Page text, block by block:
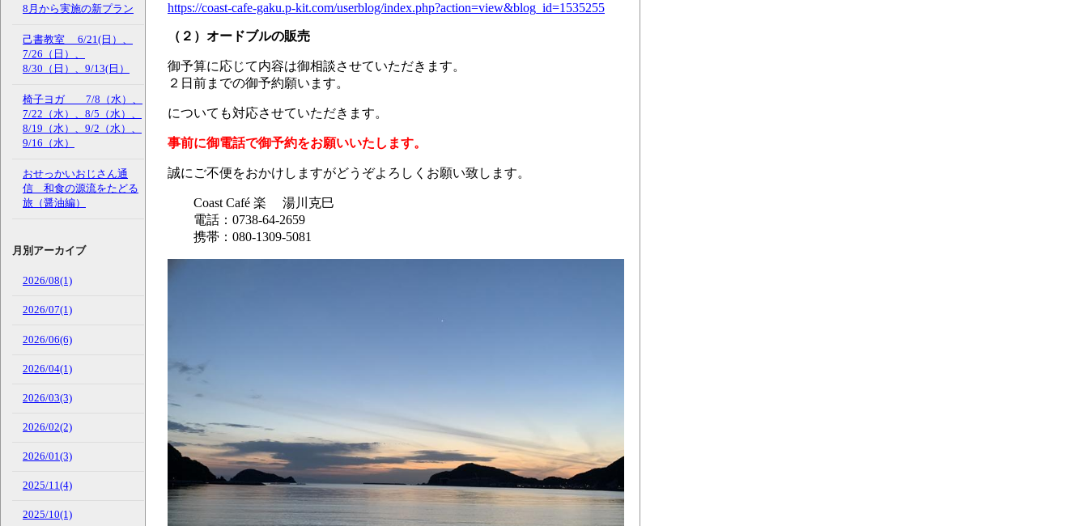
8月から実施の新プラン
己書教室 6/21(日）、
7/26（日）、
8/30（日）、9/13(日）
椅子ヨガ 7/8（水）、
7/22（水）、8/5（水）、
8/19（水）、9/2（水）、
9/16（水）
おせっかいおじさん通
信 和食の源流をたどる
旅（醤油編）
月別アーカイブ
2026/08(1)
2026/07(1)
2026/06(6)
2026/04(1)
2026/03(3)
2026/02(2)
2026/01(3)
2025/11(4)
2025/10(1)
https://coast-cafe-gaku.p-kit.com/userblog/index.php?action=view&blog_id=1535255
（２）オードブルの販売
御予算に応じて内容は御相談させていただきます。
２日前までの御予約願います。
についても対応させていただきます。
事前に御電話で御予約をお願いいたします。
誠にご不便をおかけしますがどうぞよろしくお願い致します。
Coast Café 楽 湯川克巳
電話：0738-64-2659
携帯：080-1309-5081